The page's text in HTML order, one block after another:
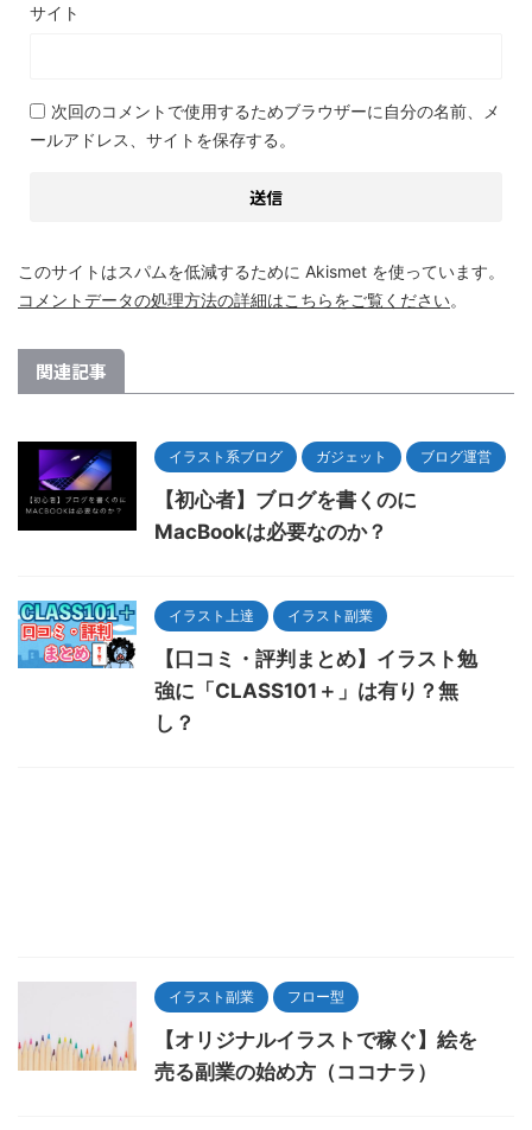
サイト
次回のコメントで使用するためブラウザーに自分の名前、メ
ールアドレス、サイトを保存する。
このサイトはスパムを低減するために Akismet を使っています。
コメントデータの処理方法の詳細はこちらをご覧ください。
関連記事
イラスト系ブログ ガジェット ブログ運営
【初心者】ブログを書くのに
MacBookは必要なのか？
イラスト上達 イラスト副業
【口コミ・評判まとめ】イラスト勉
強に「CLASS101＋」は有り？無
し？
イラスト副業 フロー型
【オリジナルイラストで稼ぐ】絵を
売る副業の始め方（ココナラ）